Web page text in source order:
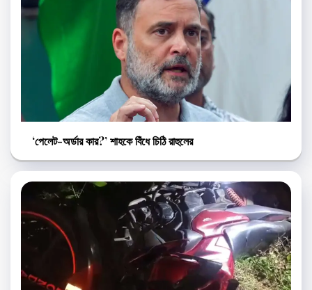
‘পেলেট-অর্ডার কার?’ শাহকে বিঁধে চিঠি রাহুলের